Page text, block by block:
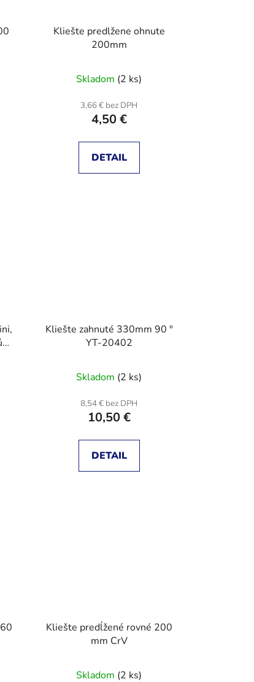
Kliešte predlžene ohnute
200mm
Skladom (2 ks)
3,66 € bez DPH
4,50 €
DETAIL
Kliešte zahnuté 330mm 90 °
YT-20402
Skladom (2 ks)
8,54 € bez DPH
10,50 €
DETAIL
Kliešte predĺžené rovné 200
mm CrV
Skladom (2 ks)